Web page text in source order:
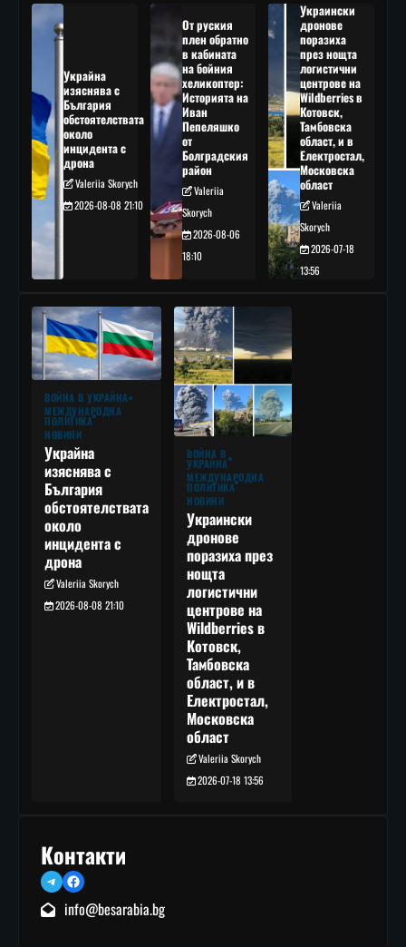
Украйна
изяснява с
България
обстоятелствата
около
инцидента с
дрона
Valeriia Skorych
2026-08-08 21:10
От руския
плен обратно
в кабината
на бойния
хеликоптер:
Историята на
Иван
Пепеляшко
от
Болградския
район
Valeriia
Skorych
2026-08-06
18:10
Украински
дронове
поразиха
през нощта
логистични
центрове на
Wildberries в
Котовск,
Тамбовска
област, и в
Електростал,
Московска
област
Valeriia
Skorych
2026-07-18
13:56
ВОЙНА В УКРАЙНА
МЕЖДУНАРОДНА
ПОЛИТИКА
НОВИНИ
Украйна
изяснява с
България
обстоятелствата
около
инцидента с
дрона
Valeriia Skorych
2026-08-08 21:10
ВОЙНА В
УКРАЙНА
МЕЖДУНАРОДНА
ПОЛИТИКА
НОВИНИ
Украински
дронове
поразиха през
нощта
логистични
центрове на
Wildberries в
Котовск,
Тамбовска
област, и в
Електростал,
Московска
област
Valeriia Skorych
2026-07-18 13:56
Контакти
TelegramFacebook
info@besarabia.bg